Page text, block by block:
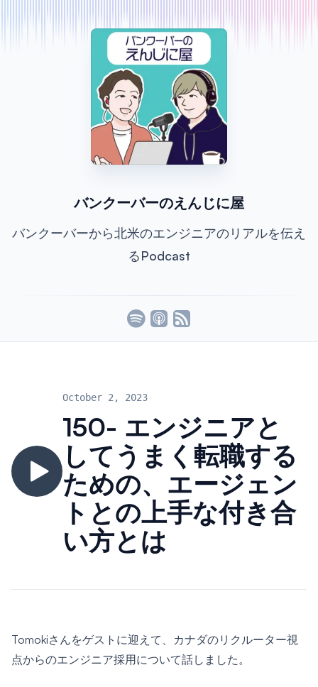
バンクーバーのえんじに屋
バンクーバーから北米のエンジニアのリアルを伝え
るPodcast
150- エンジニアと
してうまく転職する
ための、エージェン
トとの上手な付き合
い方とは
October 2, 2023
Tomokiさんをゲストに迎えて、カナダのリクルーター視
点からのエンジニア採用について話しました。